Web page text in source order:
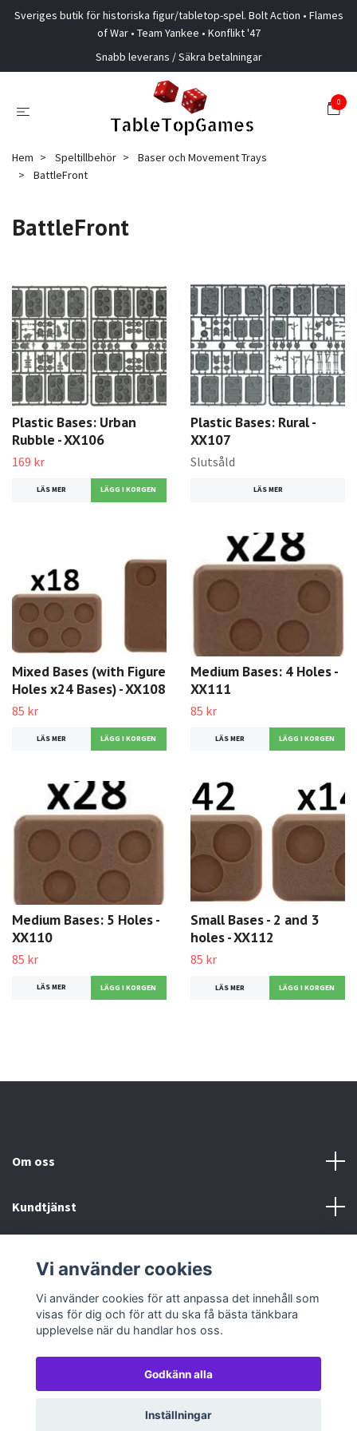
Sveriges butik för historiska figur/tabletop-spel. Bolt Action • Flames
of War • Team Yankee • Konflikt '47
Snabb leverans / Säkra betalningar
0
Hem Speltillbehör
Baser och Movement Trays
BattleFront
BattleFront
Plastic Bases: Urban
Rubble - XX106
169 kr
LÄS MER
Plastic Bases: Rural -
XX107
Slutsåld
LÄS MER
Mixed Bases (with Figure
Holes x24 Bases) - XX108
85 kr
LÄS MER
Medium Bases: 4 Holes -
XX111
85 kr
LÄS MER
Medium Bases: 5 Holes -
XX110
85 kr
LÄS MER
Small Bases - 2 and 3
holes - XX112
85 kr
LÄS MER
Om oss
Kundtjänst
Sociala medier
© 2026 TableTopGames
Vi använder cookies
Vi använder cookies för att anpassa det innehåll som
visas för dig och för att du ska få bästa tänkbara
upplevelse när du handlar hos oss.
Godkänn alla
Inställningar